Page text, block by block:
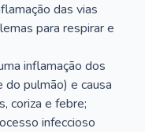
das vias
para respirar e
inflamação dos
pulmão) e causa
coriza e febre;
infeccioso